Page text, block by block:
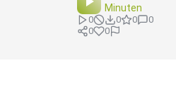
Minuten
0 0 0
0
0
0